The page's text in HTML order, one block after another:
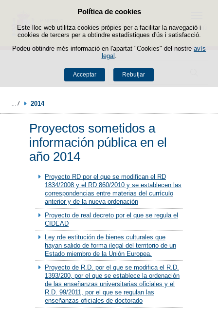
Política de cookies
Este lloc web utilitza cookies pròpies per a facilitar la navegació i
cookies de tercers per a obtindre estadístiques d'ús i satisfacció.
Podeu obtindre més informació en l'apartat "Cookies" del nostre avís
legal
Acceptar Rebutjar
Passar al contingut
Buscador
Menú
2014
Proyectos sometidos a
información pública en el
año 2014
Proyecto RD por el que se modifican el RD
1834/2008 y el RD 860/2010 y se establecen las
correspondencias entre materias del currículo
anterior y de la nueva ordenación
Proyecto de real decreto por el que se regula el
CIDEAD
Ley rde estitución de bienes culturales que
hayan salido de forma ilegal del territorio de un
Estado miembro de la Unión Europea.
Proyecto de R.D. por el que se modifica el R.D.
1393/200, por el que se establece la ordenación
de las enseñanzas universitarias oficiales y el
R.D. 99/2011, por el que se regulan las
enseñanzas oficiales de doctorado